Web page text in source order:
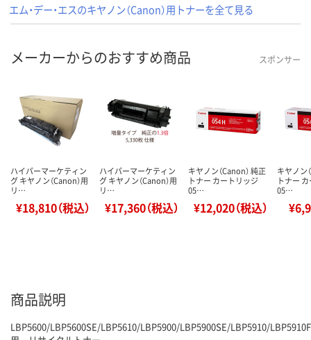
エム・デー・エスのキヤノン（Canon）用トナーを全て見る
メーカーからのおすすめ商品 スポンサー
ハイパーマーケティン
グ キヤノン（Canon）用
リ…
¥18,810（税込）
ハイパーマーケティン
グ キヤノン（Canon）用
リ…
¥17,360（税込）
キヤノン（Canon） 純正
トナー カートリッジ
05…
¥12,020（税込）
キヤノン
トナー
05…
商品説明
LBP5600/LBP5600SE/LBP5610/LBP5900/LBP5900SE/LBP5910/LBP5910F